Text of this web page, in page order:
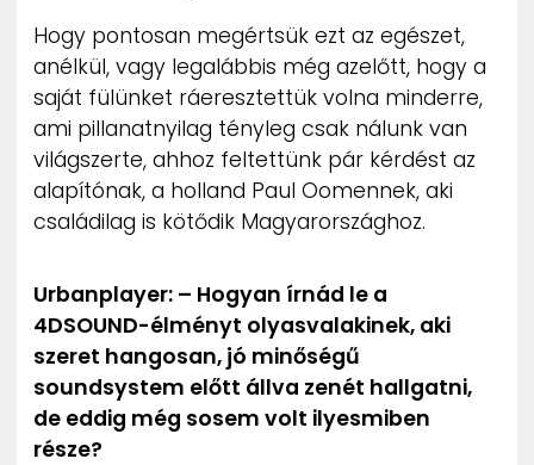
Hogy pontosan megértsük ezt az egészet,
anélkül, vagy legalábbis még azelőtt, hogy a
saját fülünket ráeresztettük volna minderre,
ami pillanatnyilag tényleg csak nálunk van
világszerte, ahhoz feltettünk pár kérdést az
alapítónak, a holland Paul Oomennek, aki
családilag is kötődik Magyarországhoz.
Urbanplayer: – Hogyan írnád le a
4DSOUND-élményt olyasvalakinek, aki
szeret hangosan, jó minőségű
soundsystem előtt állva zenét hallgatni,
de eddig még sosem volt ilyesmiben
része?